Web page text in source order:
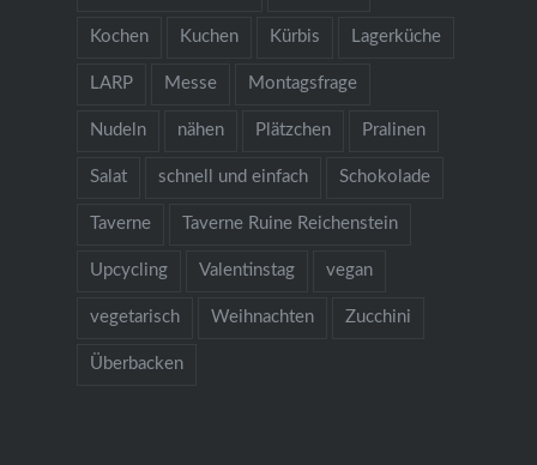
Kochen Kuchen Kürbis Lagerküche
LARP Messe Montagsfrage
Nudeln nähen Plätzchen Pralinen
Salat schnell und einfach Schokolade
Taverne Taverne Ruine Reichenstein
Upcycling Valentinstag vegan
vegetarisch Weihnachten Zucchini
Überbacken